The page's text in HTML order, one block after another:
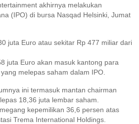
akhirnya melakukan
(IPO) di bursa Nasqad Helsinki, Jumat
juta Euro atau sekitar Rp 477 miliar dari
juta Euro akan masuk kantong para
melepas saham dalam IPO.
ini termasuk mantan chairman
18,36 juta lembar saham.
kepemilikan 36,6 persen atas
Trema International Holdings.